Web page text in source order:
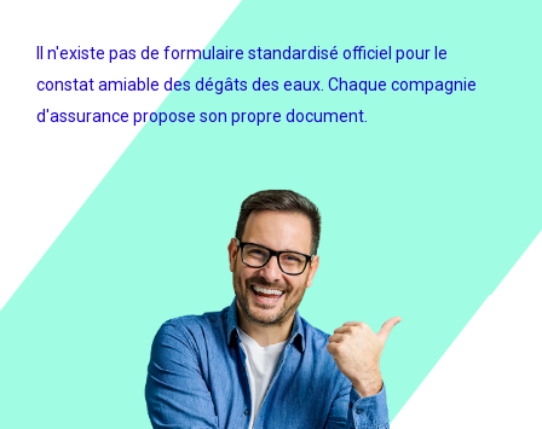
Il n'existe pas de formulaire standardisé officiel pour le
constat amiable des dégâts des eaux. Chaque compagnie
d'assurance propose son propre document.